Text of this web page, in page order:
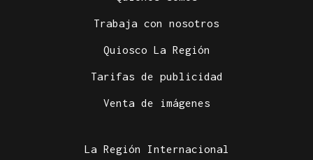
Trabaja con nosotros
Quiosco La Región
Tarifas de publicidad
Venta de imágenes
La Región Internacional